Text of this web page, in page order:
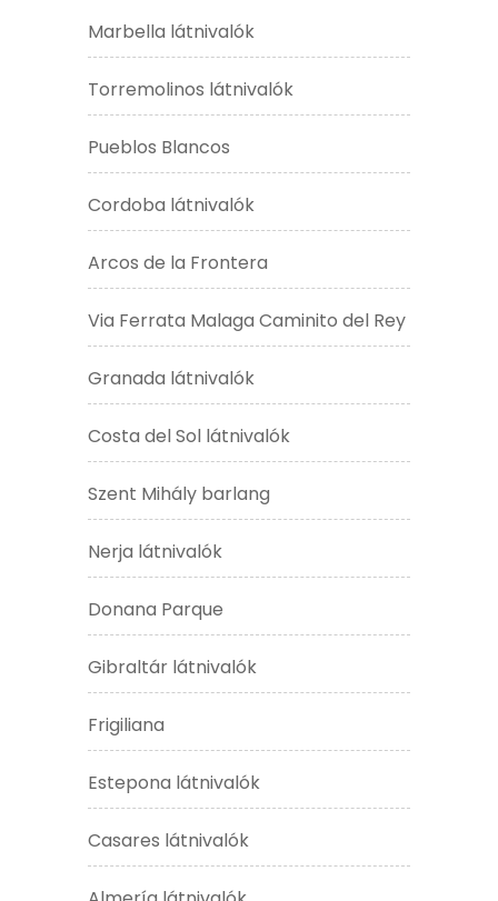
Marbella látnivalók
Torremolinos látnivalók
Pueblos Blancos
Cordoba látnivalók
Arcos de la Frontera
Via Ferrata Malaga Caminito del Rey
Granada látnivalók
Costa del Sol látnivalók
Szent Mihály barlang
Nerja látnivalók
Donana Parque
Gibraltár látnivalók
Frigiliana
Estepona látnivalók
Casares látnivalók